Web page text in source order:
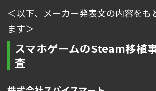
＜以下、メーカー発表文の内容をも
ます＞
スマホゲームのSteam移植
査